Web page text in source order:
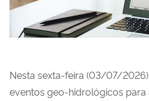
Nesta sexta-feira (03/07/
eventos geo-hidrológicos para